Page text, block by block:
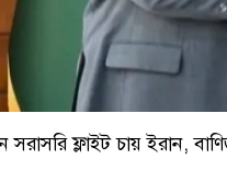
সরাসরি ফ্লাইট চায় ইরান,